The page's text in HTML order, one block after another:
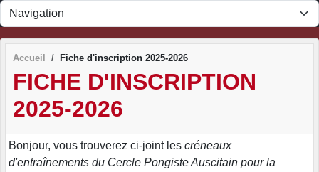
Accueil Fiche d'inscription 2025-2026
FICHE D'INSCRIPTION
2025-2026
Bonjour, vous trouverez ci-joint les créneaux
d'entraînements du Cercle Pongiste Auscitain pour la
Panneau de gestion des cookies